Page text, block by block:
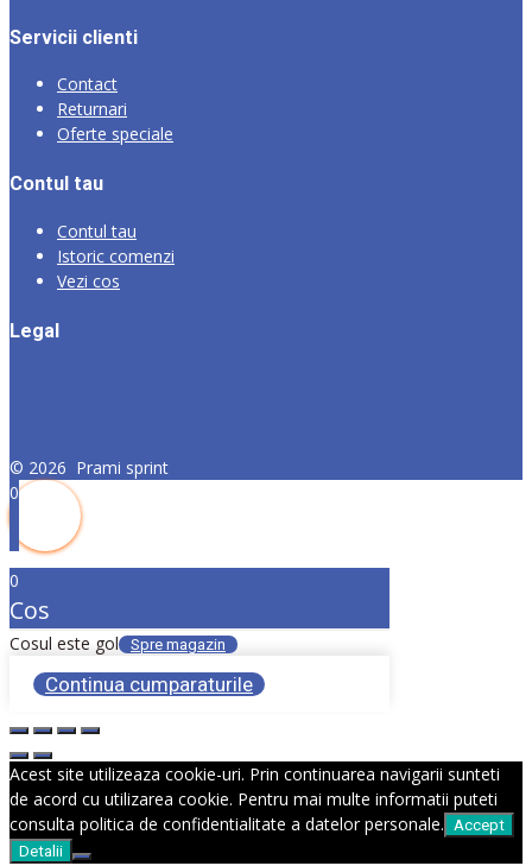
Servicii clienti
Contact
Returnari
Oferte speciale
Contul tau
Contul tau
Istoric comenzi
Vezi cos
Legal
© 2026 Prami sprint
0
0
Cos
Cosul este gol Spre magazin
Continua cumparaturile
Acest site utilizeaza cookie-uri. Prin continuarea navigarii sunteti
de acord cu utilizarea cookie. Pentru mai multe informatii puteti
consulta politica de confidentialitate a datelor personale.
Accept
Detalii